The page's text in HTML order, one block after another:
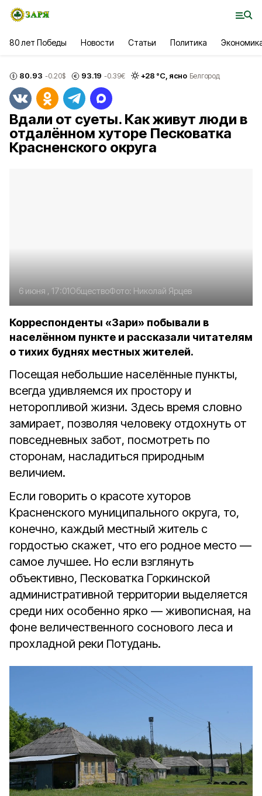
80 лет Победы Новости Статьи Политика
80.93 -0.20$ 93.19 -0.39€ +28 °С, ясно Белгород
Вдали от суеты. Как живут люди в
отдалённом хуторе Песковатка
Красненского округа
6 июня , 17:01ОбществоФото: Николай Ярцев
Корреспонденты «Зари» побывали в
населённом пункте и рассказали читателям
о тихих буднях местных жителей.
Посещая небольшие населённые пункты,
всегда удивляемся их простору и
неторопливой жизни. Здесь время словно
замирает, позволяя человеку отдохнуть от
повседневных забот, посмотреть по
сторонам, насладиться природным
величием.
Если говорить о красоте хуторов
Красненского муниципального округа, то,
конечно, каждый местный житель с
гордостью скажет, что его родное место —
самое лучшее. Но если взглянуть
объективно, Песковатка Горкинской
административной территории выделяется
среди них особенно ярко — живописная, на
фоне величественного соснового леса и
прохладной реки Потудань.